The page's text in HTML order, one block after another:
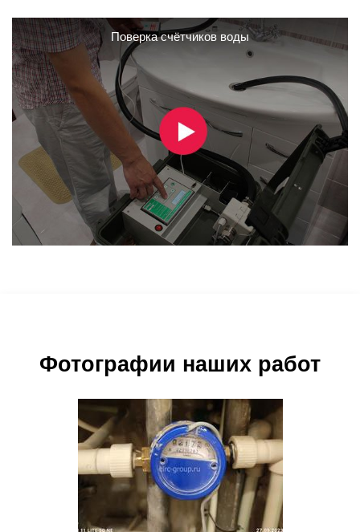
Поверка счётчиков воды
Фотографии наших работ